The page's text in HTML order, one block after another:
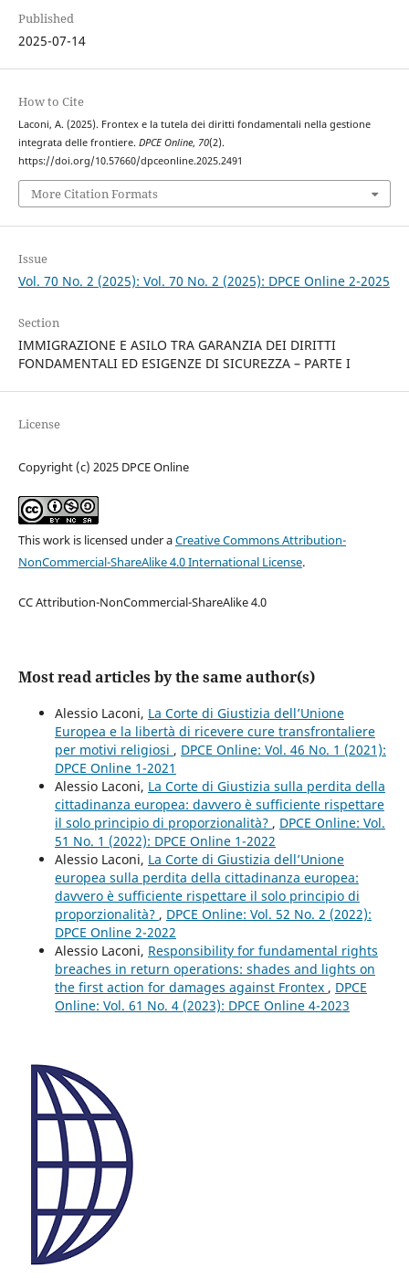
Published
2025-07-14
How to Cite
Laconi, A. (2025). Frontex e la tutela dei diritti fondamentali nella gestione
integrata delle frontiere. DPCE Online, 70(2).
https://doi.org/10.57660/dpceonline.2025.2491
More Citation Formats
Issue
Vol. 70 No. 2 (2025): Vol. 70 No. 2 (2025): DPCE Online 2-2025
Section
IMMIGRAZIONE E ASILO TRA GARANZIA DEI DIRITTI
FONDAMENTALI ED ESIGENZE DI SICUREZZA – PARTE I
License
Copyright (c) 2025 DPCE Online
This work is licensed under aCreative Commons Attribution-
NonCommercial-ShareAlike 4.0 International License.
CC Attribution-NonCommercial-ShareAlike 4.0
Most read articles by the same author(s)
Alessio Laconi, La Corte di Giustizia dell’Unione
Europea e la libertà di ricevere cure transfrontaliere
per motivi religiosi , DPCE Online: Vol. 46 No. 1 (2021):
DPCE Online 1-2021
Alessio Laconi, La Corte di Giustizia sulla perdita della
cittadinanza europea: davvero è sufficiente rispettare
il solo principio di proporzionalità? , DPCE Online: Vol.
51 No. 1 (2022): DPCE Online 1-2022
Alessio Laconi, La Corte di Giustizia dell’Unione
europea sulla perdita della cittadinanza europea:
davvero è sufficiente rispettare il solo principio di
proporzionalità? , DPCE Online: Vol. 52 No. 2 (2022):
DPCE Online 2-2022
Alessio Laconi, Responsibility for fundamental rights
breaches in return operations: shades and lights on
the first action for damages against Frontex , DPCE
Online: Vol. 61 No. 4 (2023): DPCE Online 4-2023